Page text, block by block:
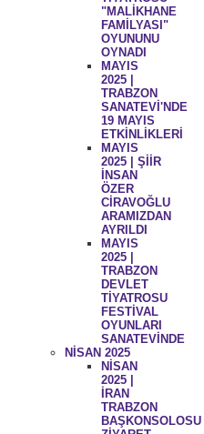
"MALİKHANE
FAMİLYASI"
OYUNUNU
OYNADI
MAYIS
2025 |
TRABZON
SANATEVİ'NDE
19 MAYIS
ETKİNLİKLERİ
MAYIS
2025 | ŞİİR
İNSAN
ÖZER
CİRAVOĞLU
ARAMIZDAN
AYRILDI
MAYIS
2025 |
TRABZON
DEVLET
TİYATROSU
FESTİVAL
OYUNLARI
SANATEVİNDE
NİSAN 2025
NİSAN
2025 |
İRAN
TRABZON
BAŞKONSOLOSU